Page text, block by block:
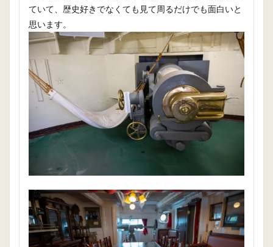
ていて、歴史好きでなくても見て周るだけでも面白いと
思います。